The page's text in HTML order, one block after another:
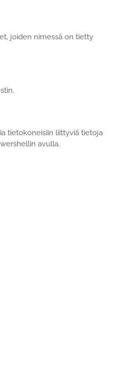
joiden nimessä on tietty
tietokoneisiin liittyviä tietoja
avulla.